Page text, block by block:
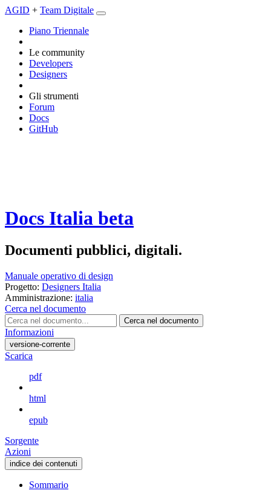
AGID + Team Digitale
Piano Triennale
Le community
Developers
Designers
Gli strumenti
Forum
Docs
GitHub
Docs Italia beta
Documenti pubblici, digitali.
Manuale operativo di design
Progetto: Designers Italia
Amministrazione: italia
Cerca nel documento
Cerca nel documento
Informazioni
versione-corrente
Scarica
pdf
html
epub
Sorgente
Azioni
indice dei contenuti
Sommario